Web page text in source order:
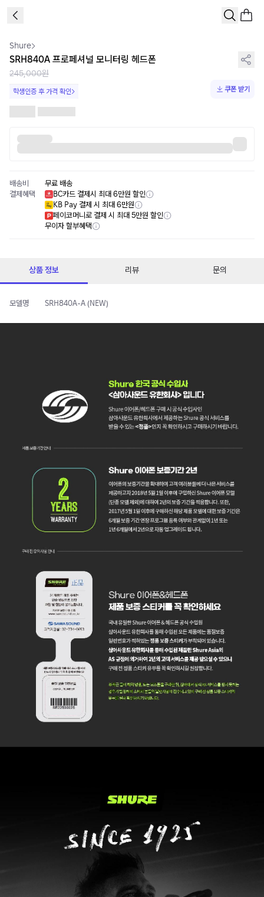
Shure
SRH840A 프로페셔널 모니터링 헤드폰
245,000원
학생인증 후 가격 확인 쿠폰 받기
배송비
무료 배송
결제혜택
BC카드 결제시 최대 6만원 할인
KB Pay 결제 시 최대 6만원
페이코머니로 결제 시 최대 5만원 할인
무이자 할부혜택
상품 정보 리뷰 문의
모델명 SRH840A-A (NEW)